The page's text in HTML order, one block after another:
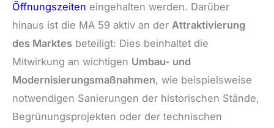
Öffnungszeiten eingehalten werden. Darüber
hinaus ist die MA 59 aktiv an der Attraktivierung
des Marktes beteiligt: Dies beinhaltet die
Mitwirkung an wichtigen Umbau- und
Modernisierungsmaßnahmen, wie beispielsweise
notwendigen Sanierungen der historischen Stände,
Begrünungsprojekten oder der technischen